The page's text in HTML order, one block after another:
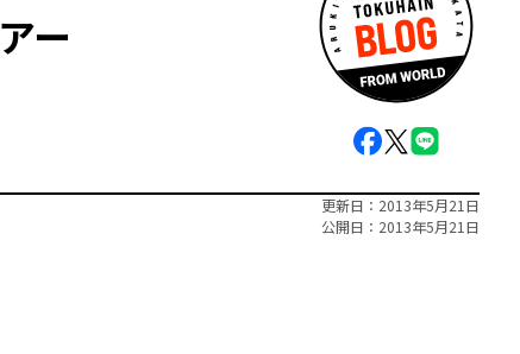
ー
更新日
2013年5月21日
公開日
2013年5月21日